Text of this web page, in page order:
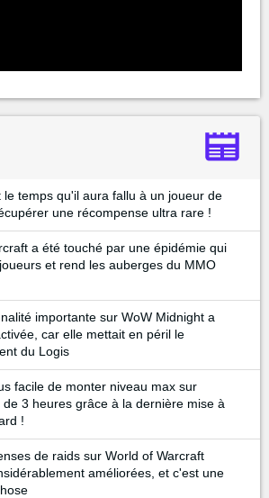
le temps qu'il aura fallu à un joueur de
une récompense ultra rare !
a été touché par une épidémie qui
et rend les auberges du MMO
importante sur WoW Midnight a
car elle mettait en péril le
du Logis
facile de monter niveau max sur
de 3 heures grâce à la dernière mise à
!
de raids sur World of Warcraft
améliorées, et c'est une